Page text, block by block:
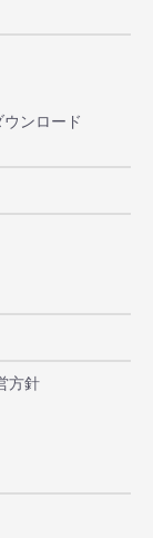
ウンロード
方針